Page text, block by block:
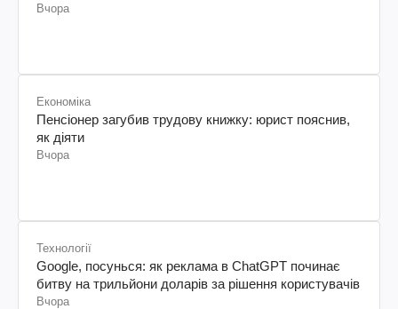
Вчора
Економіка
Пенсіонер загубив трудову книжку: юрист пояснив,
як діяти
Вчора
Технології
Google, посунься: як реклама в ChatGPT починає
битву на трильйони доларів за рішення користувачів
Вчора